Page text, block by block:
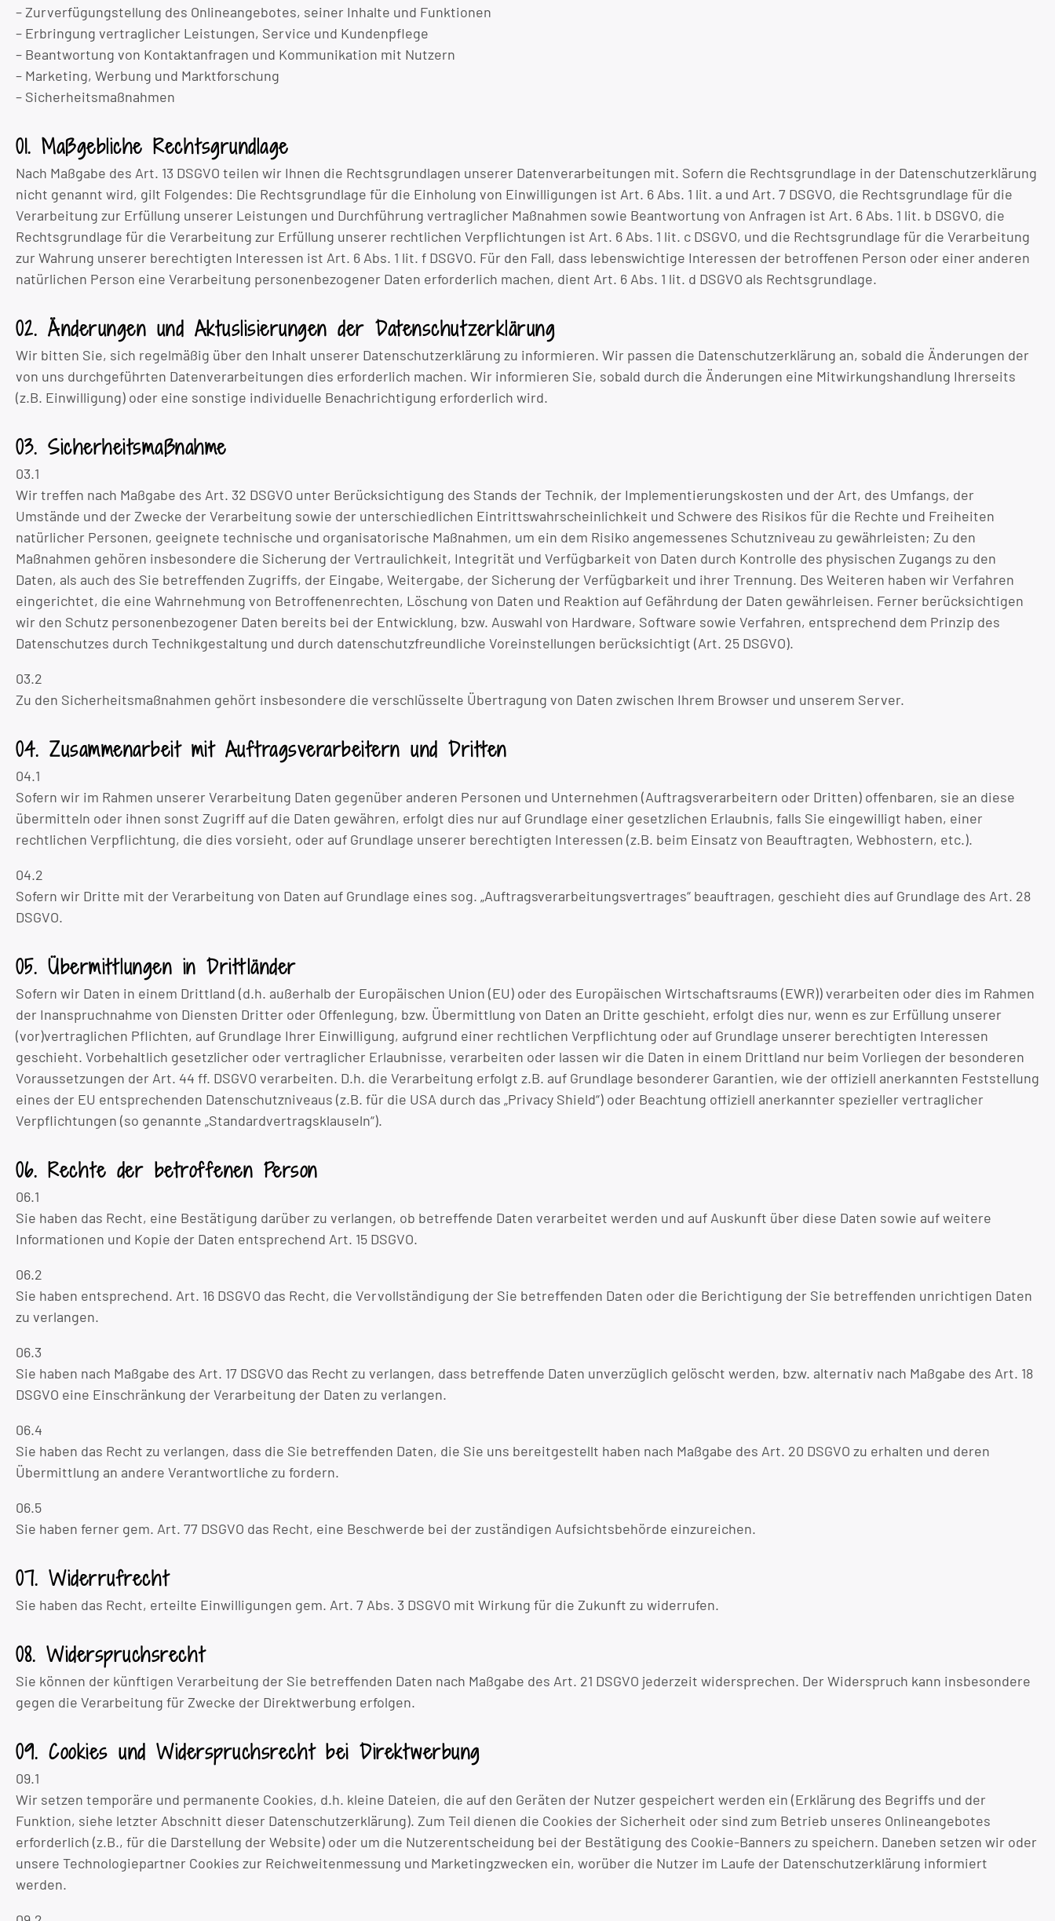
– Zurverfügungstellung des Onlineangebotes, seiner Inhalte und Funktionen
– Erbringung vertraglicher Leistungen, Service und Kundenpflege
– Beantwortung von Kontaktanfragen und Kommunikation mit Nutzern
– Marketing, Werbung und Marktforschung
– Sicherheitsmaßnahmen
01. Maßgebliche Rechtsgrundlage
Nach Maßgabe des Art. 13 DSGVO teilen wir Ihnen die Rechtsgrundlagen unserer Datenverarbeitungen mit. Sofern die Rechtsgrundlage in der Datenschutzerklärung
nicht genannt wird, gilt Folgendes: Die Rechtsgrundlage für die Einholung von Einwilligungen ist Art. 6 Abs. 1 lit. a und Art. 7 DSGVO, die Rechtsgrundlage für die
Verarbeitung zur Erfüllung unserer Leistungen und Durchführung vertraglicher Maßnahmen sowie Beantwortung von Anfragen ist Art. 6 Abs. 1 lit. b DSGVO, die
Rechtsgrundlage für die Verarbeitung zur Erfüllung unserer rechtlichen Verpflichtungen ist Art. 6 Abs. 1 lit. c DSGVO, und die Rechtsgrundlage für die Verarbeitung
zur Wahrung unserer berechtigten Interessen ist Art. 6 Abs. 1 lit. f DSGVO. Für den Fall, dass lebenswichtige Interessen der betroffenen Person oder einer anderen
natürlichen Person eine Verarbeitung personenbezogener Daten erforderlich machen, dient Art. 6 Abs. 1 lit. d DSGVO als Rechtsgrundlage.
02. Änderungen und Aktuslisierungen der Datenschutzerklärung
Wir bitten Sie, sich regelmäßig über den Inhalt unserer Datenschutzerklärung zu informieren. Wir passen die Datenschutzerklärung an, sobald die Änderungen der
von uns durchgeführten Datenverarbeitungen dies erforderlich machen. Wir informieren Sie, sobald durch die Änderungen eine Mitwirkungshandlung Ihrerseits
(z.B. Einwilligung) oder eine sonstige individuelle Benachrichtigung erforderlich wird.
03. Sicherheitsmaßnahme
03.1
Wir treffen nach Maßgabe des Art. 32 DSGVO unter Berücksichtigung des Stands der Technik, der Implementierungskosten und der Art, des Umfangs, der
Umstände und der Zwecke der Verarbeitung sowie der unterschiedlichen Eintrittswahrscheinlichkeit und Schwere des Risikos für die Rechte und Freiheiten
natürlicher Personen, geeignete technische und organisatorische Maßnahmen, um ein dem Risiko angemessenes Schutzniveau zu gewährleisten; Zu den
Maßnahmen gehören insbesondere die Sicherung der Vertraulichkeit, Integrität und Verfügbarkeit von Daten durch Kontrolle des physischen Zugangs zu den
Daten, als auch des Sie betreffenden Zugriffs, der Eingabe, Weitergabe, der Sicherung der Verfügbarkeit und ihrer Trennung. Des Weiteren haben wir Verfahren
eingerichtet, die eine Wahrnehmung von Betroffenenrechten, Löschung von Daten und Reaktion auf Gefährdung der Daten gewährleisen. Ferner berücksichtigen
wir den Schutz personenbezogener Daten bereits bei der Entwicklung, bzw. Auswahl von Hardware, Software sowie Verfahren, entsprechend dem Prinzip des
Datenschutzes durch Technikgestaltung und durch datenschutzfreundliche Voreinstellungen berücksichtigt (Art. 25 DSGVO).
03.2
Zu den Sicherheitsmaßnahmen gehört insbesondere die verschlüsselte Übertragung von Daten zwischen Ihrem Browser und unserem Server.
04. Zusammenarbeit mit Auftragsverarbeitern und Dritten
04.1
Sofern wir im Rahmen unserer Verarbeitung Daten gegenüber anderen Personen und Unternehmen (Auftragsverarbeitern oder Dritten) offenbaren, sie an diese
übermitteln oder ihnen sonst Zugriff auf die Daten gewähren, erfolgt dies nur auf Grundlage einer gesetzlichen Erlaubnis, falls Sie eingewilligt haben, einer
rechtlichen Verpflichtung, die dies vorsieht, oder auf Grundlage unserer berechtigten Interessen (z.B. beim Einsatz von Beauftragten, Webhostern, etc.).
04.2
Sofern wir Dritte mit der Verarbeitung von Daten auf Grundlage eines sog. „Auftragsverarbeitungsvertrages“ beauftragen, geschieht dies auf Grundlage des Art. 28
DSGVO.
05. Übermittlungen in Drittländer
Sofern wir Daten in einem Drittland (d.h. außerhalb der Europäischen Union (EU) oder des Europäischen Wirtschaftsraums (EWR)) verarbeiten oder dies im Rahmen
der Inanspruchnahme von Diensten Dritter oder Offenlegung, bzw. Übermittlung von Daten an Dritte geschieht, erfolgt dies nur, wenn es zur Erfüllung unserer
(vor)vertraglichen Pflichten, auf Grundlage Ihrer Einwilligung, aufgrund einer rechtlichen Verpflichtung oder auf Grundlage unserer berechtigten Interessen
geschieht. Vorbehaltlich gesetzlicher oder vertraglicher Erlaubnisse, verarbeiten oder lassen wir die Daten in einem Drittland nur beim Vorliegen der besonderen
Voraussetzungen der Art. 44 ff. DSGVO verarbeiten. D.h. die Verarbeitung erfolgt z.B. auf Grundlage besonderer Garantien, wie der offiziell anerkannten Feststellung
eines der EU entsprechenden Datenschutzniveaus (z.B. für die USA durch das „Privacy Shield“) oder Beachtung offiziell anerkannter spezieller vertraglicher
Verpflichtungen (so genannte „Standardvertragsklauseln“).
06. Rechte der betroffenen Person
06.1
Sie haben das Recht, eine Bestätigung darüber zu verlangen, ob betreffende Daten verarbeitet werden und auf Auskunft über diese Daten sowie auf weitere
Informationen und Kopie der Daten entsprechend Art. 15 DSGVO.
06.2
Sie haben entsprechend. Art. 16 DSGVO das Recht, die Vervollständigung der Sie betreffenden Daten oder die Berichtigung der Sie betreffenden unrichtigen Daten
zu verlangen.
06.3
Sie haben nach Maßgabe des Art. 17 DSGVO das Recht zu verlangen, dass betreffende Daten unverzüglich gelöscht werden, bzw. alternativ nach Maßgabe des Art. 18
DSGVO eine Einschränkung der Verarbeitung der Daten zu verlangen.
06.4
Sie haben das Recht zu verlangen, dass die Sie betreffenden Daten, die Sie uns bereitgestellt haben nach Maßgabe des Art. 20 DSGVO zu erhalten und deren
Übermittlung an andere Verantwortliche zu fordern.
06.5
Sie haben ferner gem. Art. 77 DSGVO das Recht, eine Beschwerde bei der zuständigen Aufsichtsbehörde einzureichen.
07. Widerrufrecht
Sie haben das Recht, erteilte Einwilligungen gem. Art. 7 Abs. 3 DSGVO mit Wirkung für die Zukunft zu widerrufen.
08. Widerspruchsrecht
Sie können der künftigen Verarbeitung der Sie betreffenden Daten nach Maßgabe des Art. 21 DSGVO jederzeit widersprechen. Der Widerspruch kann insbesondere
gegen die Verarbeitung für Zwecke der Direktwerbung erfolgen.
09. Cookies und Widerspruchsrecht bei Direktwerbung
09.1
Wir setzen temporäre und permanente Cookies, d.h. kleine Dateien, die auf den Geräten der Nutzer gespeichert werden ein (Erklärung des Begriffs und der
Funktion, siehe letzter Abschnitt dieser Datenschutzerklärung). Zum Teil dienen die Cookies der Sicherheit oder sind zum Betrieb unseres Onlineangebotes
erforderlich (z.B., für die Darstellung der Website) oder um die Nutzerentscheidung bei der Bestätigung des Cookie-Banners zu speichern. Daneben setzen wir oder
unsere Technologiepartner Cookies zur Reichweitenmessung und Marketingzwecken ein, worüber die Nutzer im Laufe der Datenschutzerklärung informiert
werden.